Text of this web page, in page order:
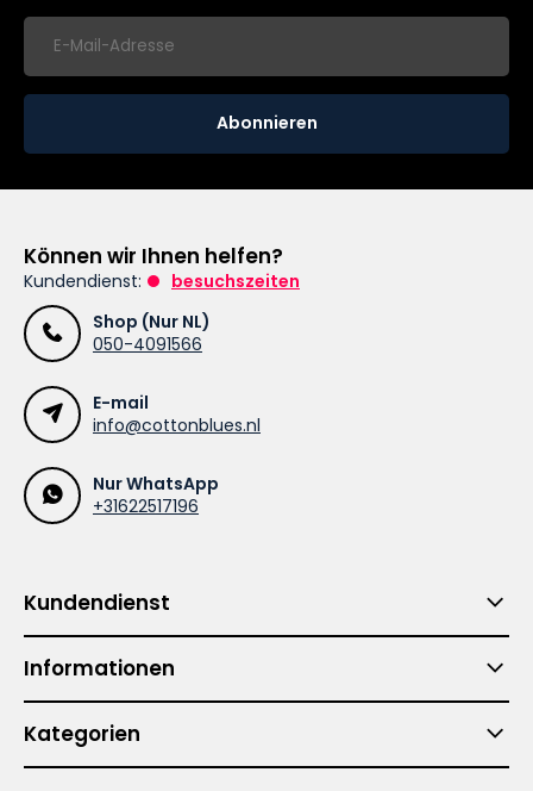
Abonnieren
Können wir Ihnen helfen?
Kundendienst:
besuchszeiten
Shop (Nur NL)
050-4091566
E-mail
info@cottonblues.nl
Nur WhatsApp
+31622517196
Kundendienst
Informationen
Kategorien